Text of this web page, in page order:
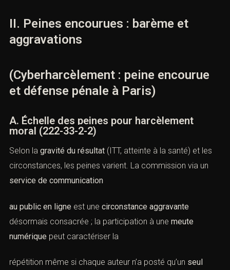
II. Peines encourues : barème et
aggravations
(Cyberharcèlement : peine encourue
et défense pénale à Paris)
A. Échelle des peines pour harcèlement
moral (222-33-2-2)
Selon la gravité du résultat (ITT, atteinte à la santé) et les
circonstances, les peines varient. La commission via un
service de communication
au public en ligne est une circonstance aggravante
désormais consacrée ; la participation à une meute
numérique peut caractériser la
répétition même si chaque auteur n’a posté qu’un seul